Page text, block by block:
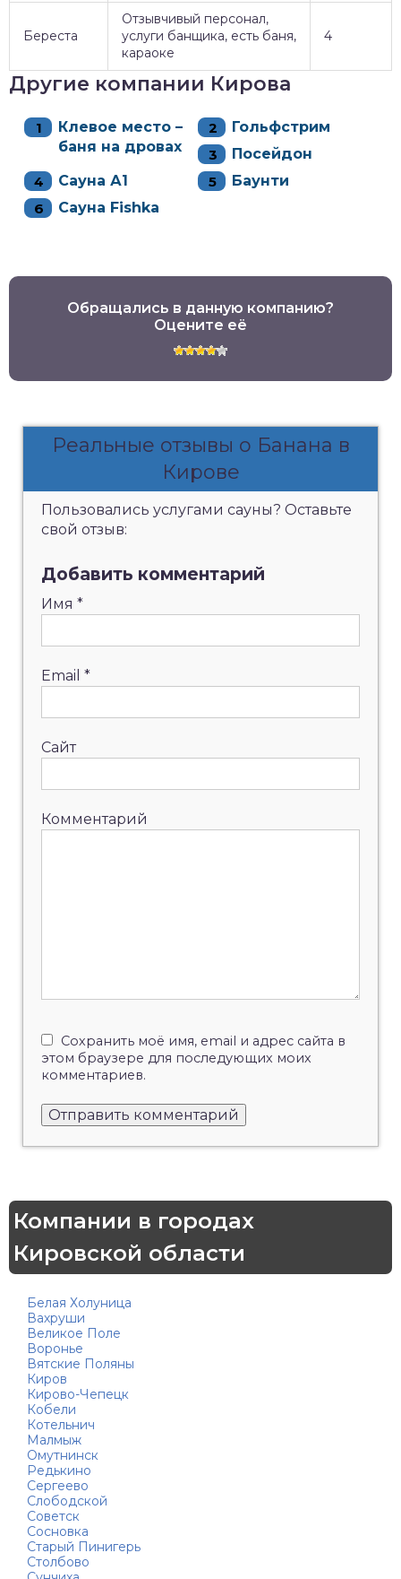
Береста
Отзывчивый персонал,
услуги банщика, есть баня,
караоке
4
Другие компании Кирова
Клевое место –
баня на дровах
Гольфстрим
Посейдон
Сауна А1
Баунти
Сауна Fishka
Обращались в данную компанию?
Оцените её
Реальные отзывы о Банана в
Кирове
Пользовались услугами сауны? Оставьте
свой отзыв:
Добавить комментарий
Имя *
Email *
Сайт
Комментарий
Сохранить моё имя, email и адрес сайта в
этом браузере для последующих моих
комментариев.
Компании в городах
Кировской области
Белая Холуница
Вахруши
Великое Поле
Воронье
Вятские Поляны
Киров
Кирово-Чепецк
Кобели
Котельнич
Малмыж
Омутнинск
Редькино
Сергеево
Слободской
Советск
Сосновка
Старый Пинигерь
Столбово